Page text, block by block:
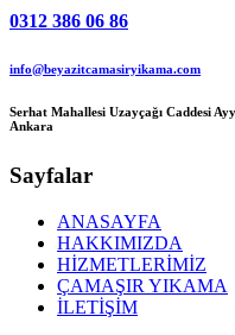
0312 386 06 86
info@beyazitcamasiryikama.com
Serhat Mahallesi Uzayçağı Caddesi
Ankara
Sayfalar
ANASAYFA
HAKKIMIZDA
HİZMETLERİMİZ
ÇAMAŞIR YIKAMA
İLETİŞİM